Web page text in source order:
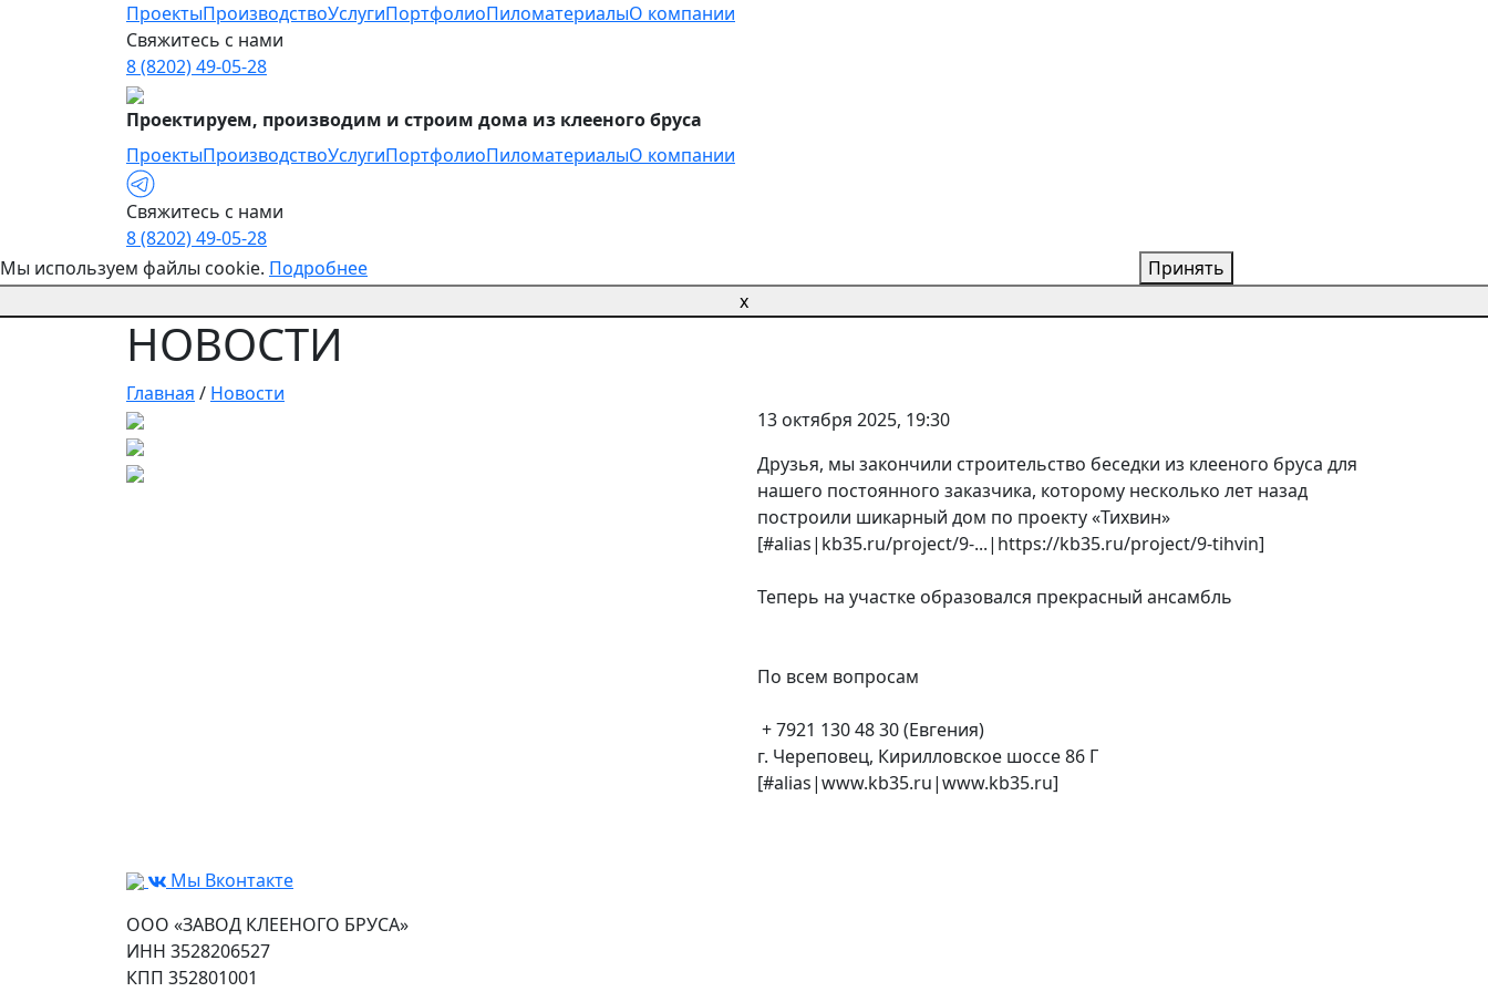
ПроектыПроизводствоУслугиПортфолиоПиломатериалыО компании
Свяжитесь с нами
8 (8202) 49-05-28
Проектируем, производим и строим дома из клееного бруса
ПроектыПроизводствоУслугиПортфолиоПиломатериалыО компании
Свяжитесь с нами
8 (8202) 49-05-28
Мы используем файлы cookie. Подробнее
Принять
x
НОВОСТИ
Главная / Новости
13 октября 2025, 19:30
Друзья, мы закончили строительство беседки из клееного бруса для
нашего постоянного заказчика, которому несколько лет назад
построили шикарный дом по проекту «Тихвин»
[#alias|kb35.ru/project/9-...|https://kb35.ru/project/9-tihvin]
Теперь на участке образовался прекрасный ансамбль
По всем вопросам
️ + 7921 130 48 30 (Евгения)
г. Череповец, Кирилловское шоссе 86 Г
[#alias|www.kb35.ru|www.kb35.ru]
Мы Вконтакте
ООО «ЗАВОД КЛЕЕНОГО БРУСА»
ИНН 3528206527
КПП 352801001